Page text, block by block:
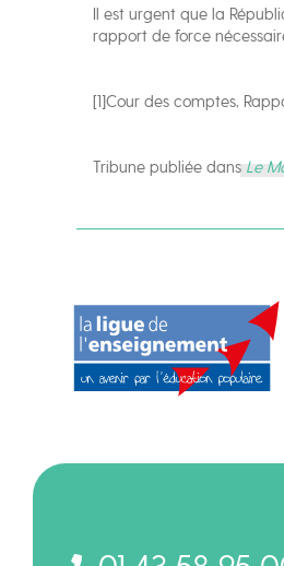
Il est urgent que la
rapport de force
[1]Cour des comptes,
Tribune publiée dans Le